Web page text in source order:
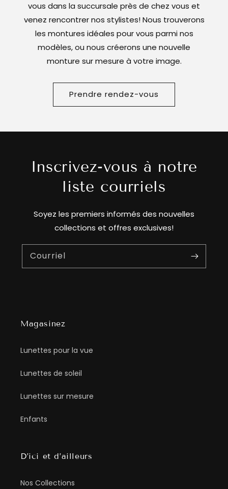
vous dans la succursale près de chez vous et
venez rencontrer nos stylistes! Nous trouverons
les montures idéales pour vous parmi nos
modèles, ou nous créerons une nouvelle
monture sur mesure à votre image.
Prendre rendez-vous
Inscrivez-vous à notre
liste courriels
Soyez les premiers informés des nouvelles
collections et offres exclusives!
Courriel
Magasinez
Lunettes pour la vue
Lunettes de soleil
Lunettes sur mesure
Enfants
D’ici et d’ailleurs
Nos Collections